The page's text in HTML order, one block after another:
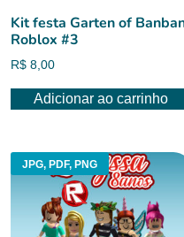
Kit festa Garten of
Roblox #3
R$ 8,00
Adicionar ao carrinho
JPG, PDF, PNG